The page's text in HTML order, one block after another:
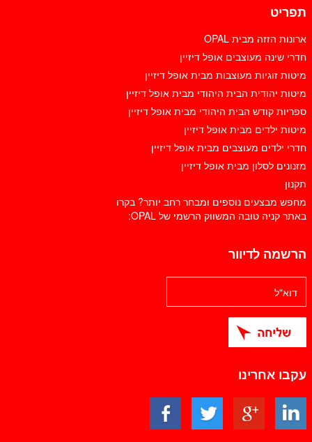
תפריט
ארונות הזזה מבית OPAL
חדרי שינה מעוצבים אופל דיזיין
מיטות זוגיות מעוצבות מבית אופל דיזיין
מיטות יהודית הבית היהודי מבית אופל דיזיין
ספריות קודש הבית היהודי מבית אופל דיזיין
מיטות ילדים מבית אופל דיזיין
חדרי ילדים מעוצבים מבית אופל דיזיין
מזנונים לסלון מבית אופל דיזיין
תקנון
מחפש מבצעים נוספים ומבחר רחב יותר? בקרו
באתר קניה טובה המשווק הרשמי של OPAL:
הרשמה לדיוור
עקבו אחרינו